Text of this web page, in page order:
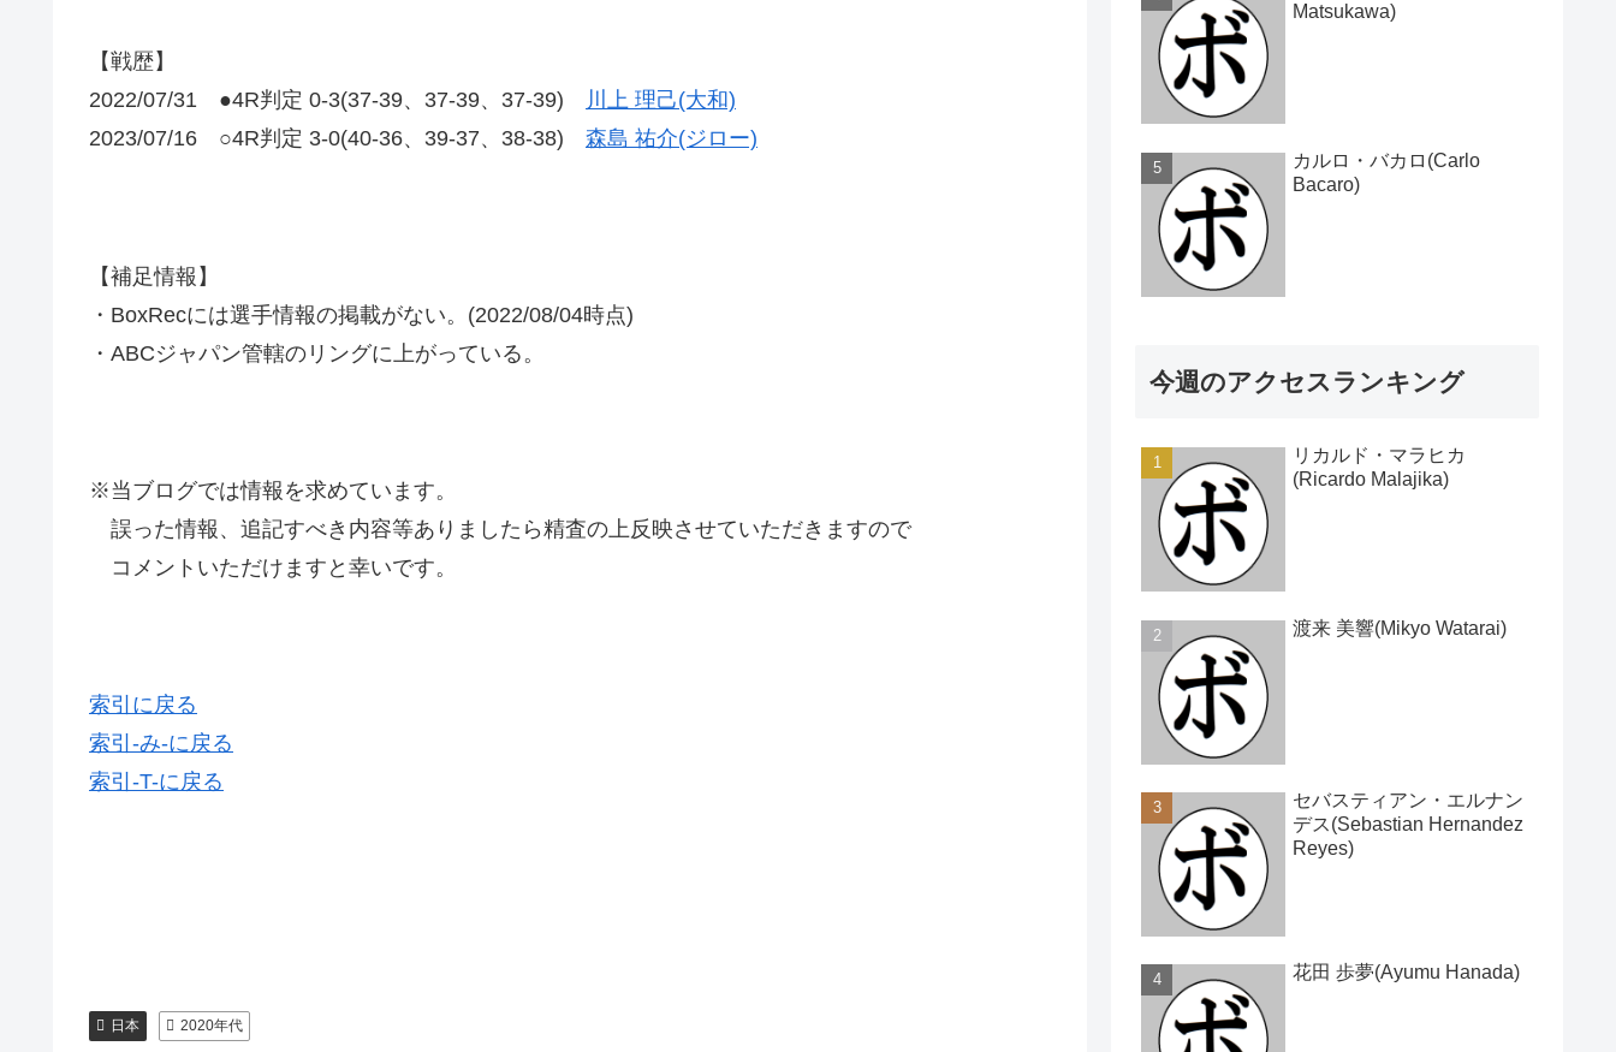
【戦歴】
2022/07/31 ●4R判定 0-3(37-39、37-39、37-39)
川上 理己(大和)
2023/07/16 ○4R判定 3-0(40-36、39-37、38-38) 森島 祐介(ジロー)
【補足情報】
・BoxRecには選手情報の掲載がない。(2022/08/04時点)
・ABCジャパン管轄のリングに上がっている。
※当ブログでは情報を求めています。
誤った情報、追記すべき内容等ありましたら精査の上反映させていただきますので
コメントいただけますと幸いです。
索引に戻る
索引-み-に戻る
索引-T-に戻る
日本 2020年代
Matsukawa)
カルロ・バカロ(Carlo
Bacaro)
今週のアクセスランキング
リカルド・マラヒカ
(Ricardo Malajika)
渡来 美響(Mikyo Watarai)
セバスティアン・エルナン
デス(Sebastian Hernandez
Reyes)
花田 歩夢(Ayumu Hanada)